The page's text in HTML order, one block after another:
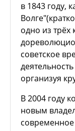
в 1843 году,
одно из трёх
советское
организуя
В 2004 году
новым